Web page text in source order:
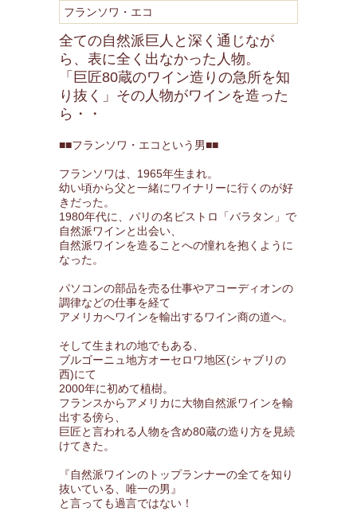
フランソワ・エコ
全ての自然派巨人と深く通じなが
ら、表に全く出なかった人物。
「巨匠80蔵のワイン造りの急所を知
り抜く」その人物がワインを造った
ら・・
■■フランソワ・エコという男■■
フランソワは、1965年生まれ。
幼い頃から父と一緒にワイナリーに行くのが好
きだった。
1980年代に、パリの名ビストロ「バラタン」で
自然派ワインと出会い、
自然派ワインを造ることへの憧れを抱くように
なった。
パソコンの部品を売る仕事やアコーディオンの
調律などの仕事を経て
アメリカへワインを輸出するワイン商の道へ。
そして生まれの地でもある、
ブルゴーニュ地方オーセロワ地区(シャブリの
西)にて
2000年に初めて植樹。
フランスからアメリカに大物自然派ワインを輸
出する傍ら、
巨匠と言われる人物を含め80蔵の造り方を見続
けてきた。
『自然派ワインのトップランナーの全てを知り
抜いている、唯一の男』
と言っても過言ではない！